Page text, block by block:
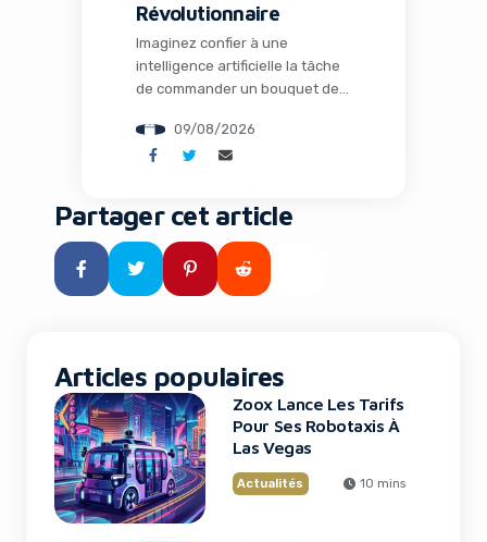
Révolutionnaire
Imaginez confier à une
intelligence artificielle la tâche
de commander un bouquet de
sans API, de réserver une table
au restaurant idéal ou encore
plusieurs e-commerces en
quelques minutes. Ce n’est plus
de la science-fiction : Hark vient
de lever le voile […]
09/08/2026
Partager cet article
Articles populaires
Zoox Lance Les Tarifs
Pour Ses Robotaxis À
Las Vegas
Actualités 10 mins